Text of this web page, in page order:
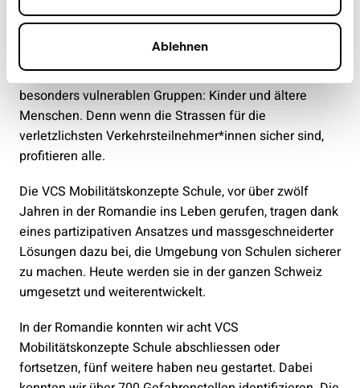
Ablehnen
Mobilitätskonzepte: im Einsatz
für die Verletzlichsten
Die VCS Mobilitätskonzepte fokussieren auf die
besonders vulnerablen Gruppen: Kinder und ältere
Menschen. Denn wenn die Strassen für die
verletzlichsten Verkehrsteilnehmer*innen sicher sind,
profitieren alle.
Die VCS Mobilitätskonzepte Schule, vor über zwölf
Jahren in der Romandie ins Leben gerufen, tragen dank
eines partizipativen Ansatzes und massgeschneiderter
Lösungen dazu bei, die Umgebung von Schulen sicherer
zu machen. Heute werden sie in der ganzen Schweiz
umgesetzt und weiterentwickelt.
In der Romandie konnten wir acht VCS
Mobilitätskonzepte Schule abschliessen oder
fortsetzen, fünf weitere haben neu gestartet. Dabei